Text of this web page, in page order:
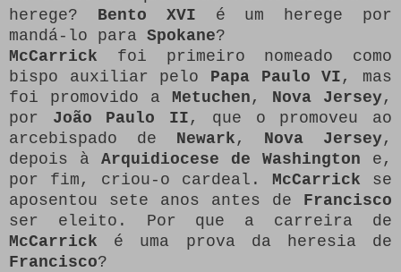
herege? Bento XVI é um herege por
mandá-lo para Spokane?
McCarrick foi primeiro nomeado como
bispo auxiliar pelo Papa Paulo VI , mas
foi promovido a Metuchen , Nova Jersey,
por João Paulo II , que o promoveu ao
arcebispado de Newark , Nova Jersey,
depois à Arquidiocese de Washington e,
por fim, criou-o cardeal. McCarrick se
aposentou sete anos antes de Francisco
ser eleito. Por que a carreira de
McCarrick é uma prova da heresia de
Francisco?